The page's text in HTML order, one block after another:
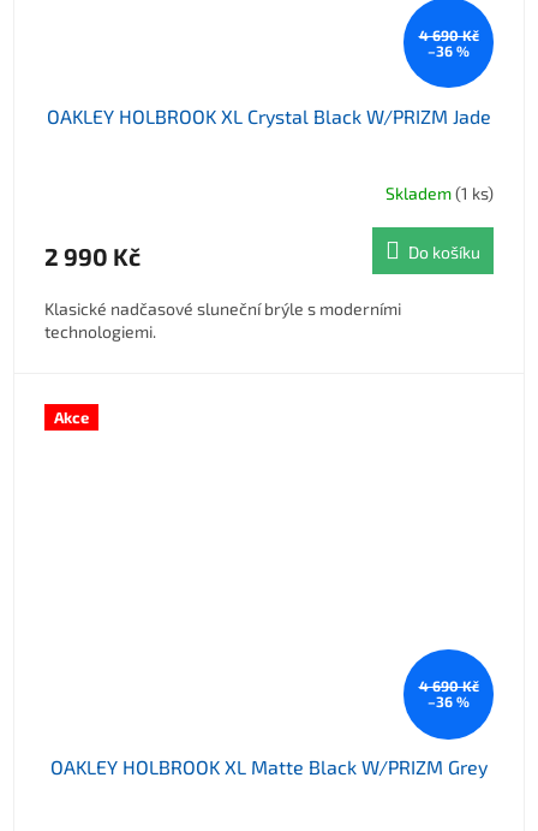
4 690 Kč
–36 %
OAKLEY HOLBROOK XL Crystal Black W/PRIZM Jade
Skladem(1 ks)
2 990 Kč Do košíku
Klasické nadčasové sluneční brýle s moderními
technologiemi.
Akce
4 690 Kč
–36 %
OAKLEY HOLBROOK XL Matte Black W/PRIZM Grey